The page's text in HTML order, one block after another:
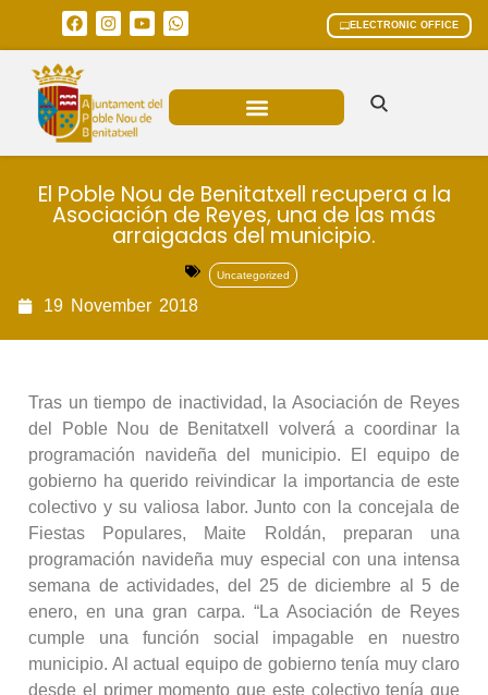
ELECTRONIC OFFICE
El Poble Nou de Benitatxell recupera a la
Asociación de Reyes, una de las más
arraigadas del municipio.
Uncategorized
19 November 2018
Tras un tiempo de inactividad, la Asociación de Reyes
del Poble Nou de Benitatxell volverá a coordinar la
programación navideña del municipio. El equipo de
gobierno ha querido reivindicar la importancia de este
colectivo y su valiosa labor. Junto con la concejala de
Fiestas Populares, Maite Roldán, preparan una
programación navideña muy especial con una intensa
semana de actividades, del 25 de diciembre al 5 de
enero, en una gran carpa. “La Asociación de Reyes
cumple una función social impagable en nuestro
municipio. Al actual equipo de gobierno tenía muy claro
desde el primer momento que este colectivo tenía que